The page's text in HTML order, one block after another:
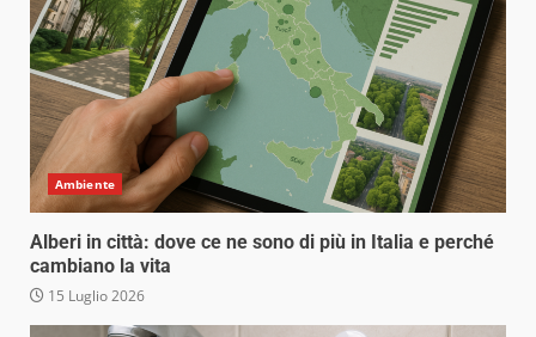
Ambiente
Alberi in città: dove ce ne sono di più in Italia e perché
cambiano la vita
15 Luglio 2026